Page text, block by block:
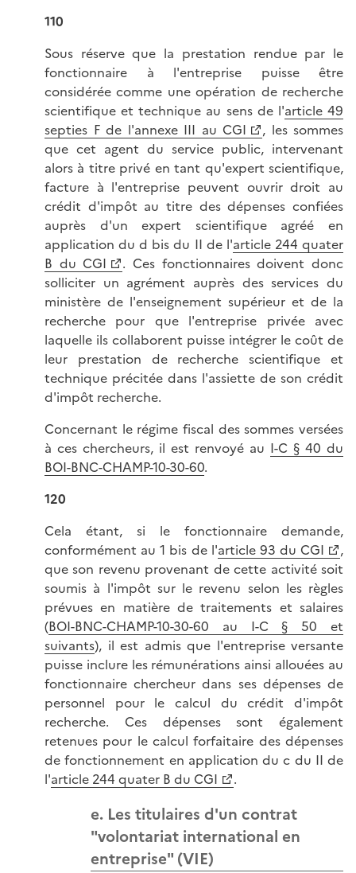
110
Sous réserve que la prestation rendue par le
fonctionnaire à l'entreprise puisse être
considérée comme une opération de recherche
scientifique et technique au sens de l'article 49
septies F de l'annexe III au CGI
, les sommes
que cet agent du service public, intervenant
alors à titre privé en tant qu'expert scientifique,
facture à l'entreprise peuvent ouvrir droit au
crédit d'impôt au titre des dépenses confiées
auprès d'un expert scientifique agréé en
application du d bis du II de l'article 244 quater
B du CGI
. Ces fonctionnaires doivent donc
solliciter un agrément auprès des services du
ministère de l'enseignement supérieur et de la
recherche pour que l'entreprise privée avec
laquelle ils collaborent puisse intégrer le coût de
leur prestation de recherche scientifique et
technique précitée dans l'assiette de son crédit
d'impôt recherche.
Concernant le régime fiscal des sommes versées
à ces chercheurs, il est renvoyé au I-C § 40 du
BOI-BNC-CHAMP-10-30-60.
120
Cela étant, si le fonctionnaire demande,
conformément au 1 bis de l'article 93 du CGI
,
que son revenu provenant de cette activité soit
soumis à l'impôt sur le revenu selon les règles
prévues en matière de traitements et salaires
(BOI-BNC-CHAMP-10-30-60 au I-C § 50 et
suivants), il est admis que l'entreprise versante
puisse inclure les rémunérations ainsi allouées au
fonctionnaire chercheur dans ses dépenses de
personnel pour le calcul du crédit d'impôt
recherche. Ces dépenses sont également
retenues pour le calcul forfaitaire des dépenses
de fonctionnement en application du c du II de
l'article 244 quater B du CGI .
e. Les titulaires d'un contrat
"volontariat international en
entreprise" (VIE)